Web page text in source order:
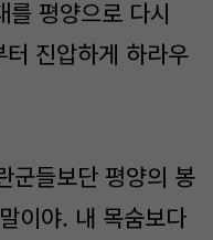
를 평양으로 다시
진압하게 하라우
군들보단 평양의 봉
이야. 내 목숨보다